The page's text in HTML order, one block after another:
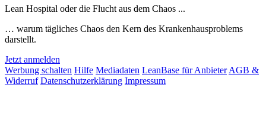
Lean Hospital oder die Flucht aus dem Chaos ...
… warum tägliches Chaos den Kern des Krankenhausproblems
darstellt.
Jetzt anmelden
Werbung schalten Hilfe Mediadaten LeanBase für Anbieter AGB &
Widerruf Datenschutzerklärung Impressum